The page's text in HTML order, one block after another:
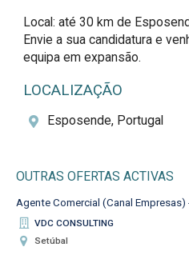
Local: até 30 km de
Envie a sua candidatura e
equipa em expansão.
LOCALIZAÇÃO
Esposende, Portugal
OUTRAS OFERTAS ACTIVAS
Agente Comercial (Canal
VDC CONSULTING
Setúbal